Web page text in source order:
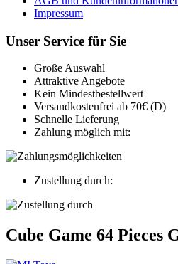
Impressum
Unser Service für Sie
Große Auswahl
Attraktive Angebote
Kein Mindestbestellwert
Versandkostenfrei ab 70€ (D)
Schnelle Lieferung
Zahlung möglich mit:
Zustellung durch:
Cube Game 64 Pieces